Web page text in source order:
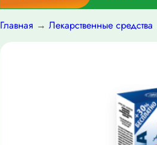
Главная → Лекарственные средства